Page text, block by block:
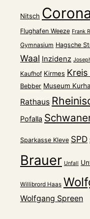
Nitsch
Flughafen Weeze Frank
Gymnasium Hagsche
Waal Inzidenz
Kaufhof Kirmes Kreis
Bebber Museum
Rathaus
Pofalla
Sparkasse Kleve SPD
Brauer Unfall
Willibrord Haas
Wolfgang Spreen